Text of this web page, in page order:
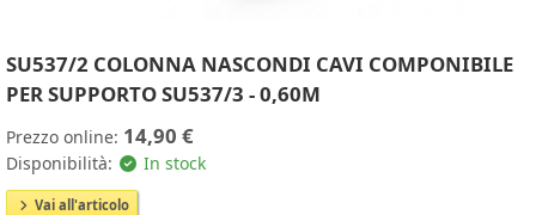
SU537/2 COLONNA NASCONDI CAVI COMPONIBILE
PER SUPPORTO SU537/3 - 0,60M
Prezzo online: 14,90 €
Disponibilità: In stock
Vai all'articolo